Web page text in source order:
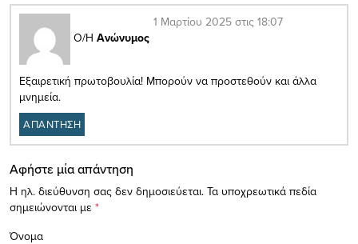
Ο/Η Ανώνυμος
1 Μαρτίου 2025 στις 18:07
Εξαιρετική πρωτοβουλία! Μπορούν να προστεθούν και άλλα
μνημεία.
ΑΠΑΝΤΗΣΗ
Αφήστε μία απάντηση
Η ηλ. διεύθυνση σας δεν δημοσιεύεται. Τα υποχρεωτικά πεδία
σημειώνονται με *
Όνομα